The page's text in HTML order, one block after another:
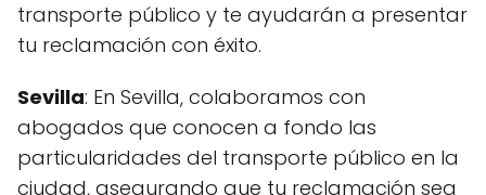
transporte público y te ayudarán a presentar
tu reclamación con éxito.
Sevilla: En Sevilla, colaboramos con
abogados que conocen a fondo las
particularidades del transporte público en la
ciudad, asegurando que tu reclamación sea